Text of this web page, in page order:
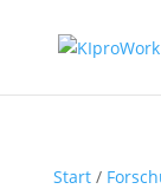
Start/